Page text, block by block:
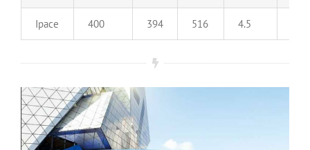
Ipace 400 394 516 4.5